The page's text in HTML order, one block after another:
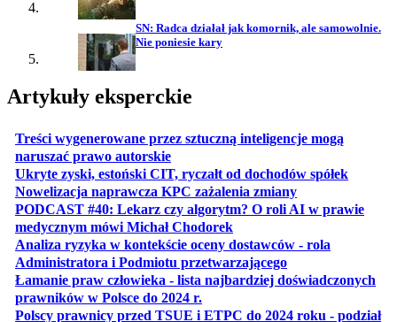
SN: Radca działał jak komornik, ale samowolnie.
Nie poniesie kary
Artykuły eksperckie
Treści wygenerowane przez sztuczną inteligencje mogą
naruszać prawo autorskieotwiera się w nowej karcie
Ukryte zyski, estoński CIT, ryczałt od dochodów spółekotwiera
Nowelizacja naprawcza KPC zażalenia zmianyotwiera się w
PODCAST #40: Lekarz czy algorytm? O roli AI w prawie
medycznym mówi Michał Chodorekotwiera się w nowej karcie
Analiza ryzyka w kontekście oceny dostawców - rola
Administratora i Podmiotu przetwarzającegootwiera się w
Łamanie praw człowieka - lista najbardziej doświadczonych
prawników w Polsce do 2024 r.otwiera się w nowej karcie
Polscy prawnicy przed TSUE i ETPC do 2024 roku - podział